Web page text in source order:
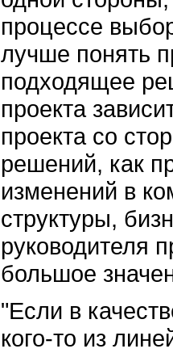
процессе
лучше понять
подходящее
проекта
проекта со
решений, как
изменений в
структуры,
руководителя
большое
"Если в
кого-то из